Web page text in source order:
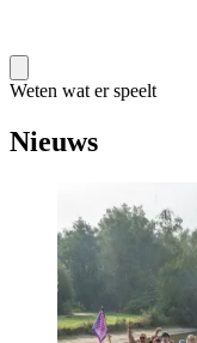
Weten wat er speelt
Nieuws